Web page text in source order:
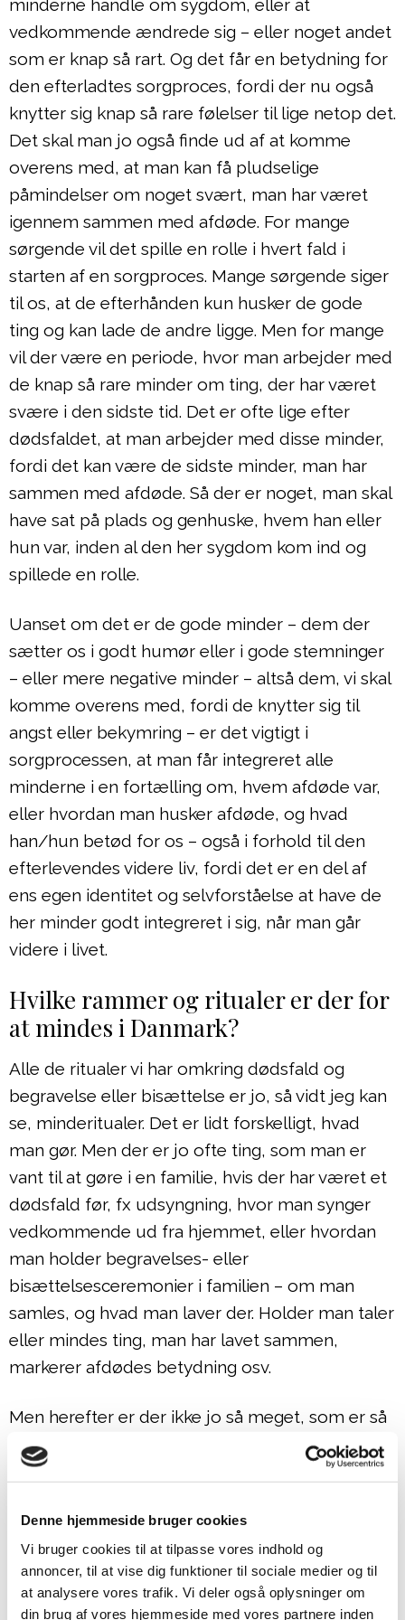
Denne hjemmeside bruger cookies
Vi bruger cookies til at tilpasse vores indhold og
annoncer, til at vise dig funktioner til sociale medier og til
at analysere vores trafik. Vi deler også oplysninger om
din brug af vores hjemmeside med vores partnere inden
minderne handle om sygdom, eller at
vedkommende ændrede sig – eller noget andet
som er knap så rart. Og det får en betydning for
den efterladtes sorgproces, fordi der nu også
knytter sig knap så rare følelser til lige netop det.
Det skal man jo også finde ud af at komme
overens med, at man kan få pludselige
påmindelser om noget svært, man har været
igennem sammen med afdøde. For mange
sørgende vil det spille en rolle i hvert fald i
starten af en sorgproces. Mange sørgende siger
til os, at de efterhånden kun husker de gode
ting og kan lade de andre ligge. Men for mange
vil der være en periode, hvor man arbejder med
de knap så rare minder om ting, der har været
svære i den sidste tid. Det er ofte lige efter
dødsfaldet, at man arbejder med disse minder,
fordi det kan være de sidste minder, man har
sammen med afdøde. Så der er noget, man skal
have sat på plads og genhuske, hvem han eller
hun var, inden al den her sygdom kom ind og
spillede en rolle.
Uanset om det er de gode minder – dem der
sætter os i godt humør eller i gode stemninger
– eller mere negative minder – altså dem, vi skal
komme overens med, fordi de knytter sig til
angst eller bekymring – er det vigtigt i
sorgprocessen, at man får integreret alle
minderne i en fortælling om, hvem afdøde var,
eller hvordan man husker afdøde, og hvad
han/hun betød for os – også i forhold til den
efterlevendes videre liv, fordi det er en del af
ens egen identitet og selvforståelse at have de
her minder godt integreret i sig, når man går
videre i livet.
Hvilke rammer og ritualer er der for
at mindes i Danmark?
Alle de ritualer vi har omkring dødsfald og
begravelse eller bisættelse er jo, så vidt jeg kan
se, minderitualer. Det er lidt forskelligt, hvad
man gør. Men der er jo ofte ting, som man er
vant til at gøre i en familie, hvis der har været et
dødsfald før, fx udsyngning, hvor man synger
vedkommende ud fra hjemmet, eller hvordan
man holder begravelses- eller
bisættelsesceremonier i familien – om man
samles, og hvad man laver der. Holder man taler
eller mindes ting, man har lavet sammen,
markerer afdødes betydning osv.
Men herefter er der ikke jo så meget, som er så
kulturbestemt, så vidt jeg kan se. Hvis man
holder det op mod andre lande, så har de nogle
mindes afdøde på – årsdage, Allehelgen eller De
Dødes Dag i Mexico. Der er mange døde- og
minderitualer rundt omkring i verden.